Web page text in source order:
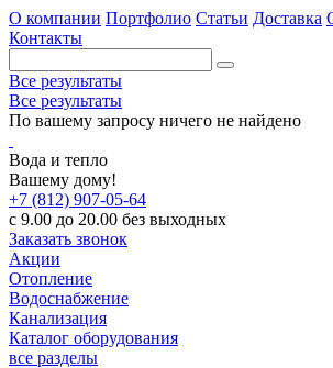
О компании Портфолио Статьи Доставка
Контакты
Все результаты
Все результаты
По вашему запросу ничего не найдено
Вода и тепло
Вашему дому!
+7 (812) 907-05-64
с 9.00 до 20.00 без выходных
Заказать звонок
Акции
Отопление
Водоснабжение
Канализация
Каталог оборудования
все разделы